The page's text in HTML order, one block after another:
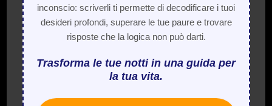
inconscio: scriverli ti permette di decodificare i tuoi
desideri profondi, superare le tue paure e trovare
risposte che la logica non può darti.
Trasforma le tue notti in una guida per
la tua vita.